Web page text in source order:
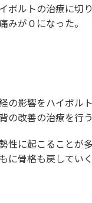
ボルトの治療に切
みが０になった。
の影響をハイボル
の改善の治療を行う
性に起こることが
に骨格も戻してい